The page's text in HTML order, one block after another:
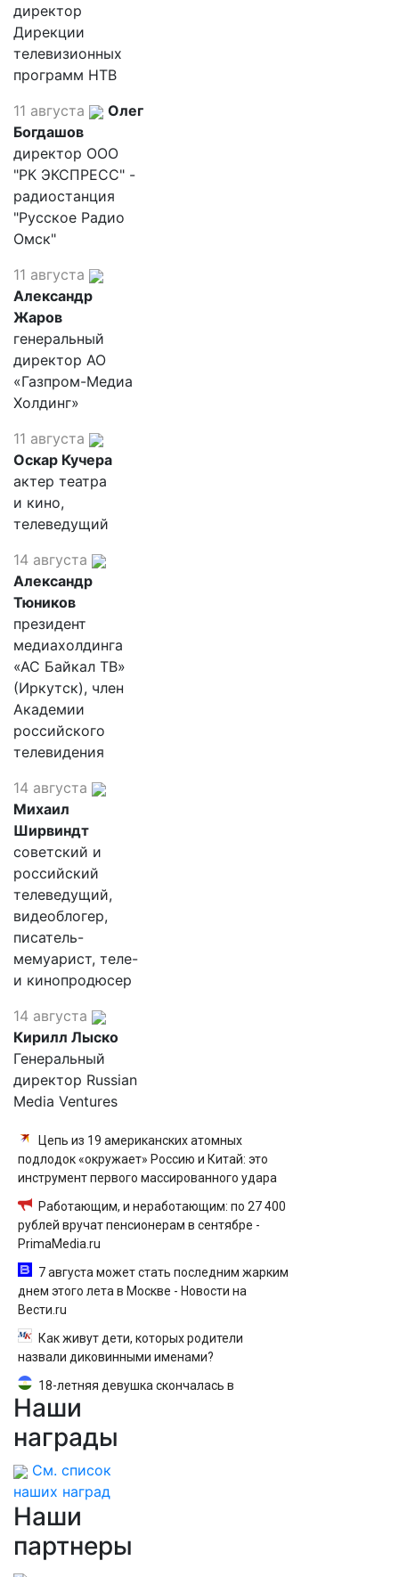
директор
Дирекции
телевизионных
программ НТВ
11 августа
Олег
Богдашов
директор ООО
"РК ЭКСПРЕСС" -
радиостанция
"Русское Радио
Омск"
11 августа
Александр
Жаров
генеральный
директор АО
«Газпром-Медиа
Холдинг»
11 августа
Оскар Кучера
актер театра
и кино,
телеведущий
14 августа
Александр
Тюников
президент
медиахолдинга
«АС Байкал ТВ»
(Иркутск), член
Академии
российского
телевидения
14 августа
Михаил
Ширвиндт
советский и
российский
телеведущий,
видеоблогер,
писатель-
мемуарист, теле-
и кинопродюсер
14 августа
Кирилл Лыско
Генеральный
директор Russian
Media Ventures
Цепь из 19 американских атомных
подлодок «окружает» Россию и Китай: это
инструмент первого массированного удара
Работающим, и неработающим: по 27 400
рублей вручат пенсионерам в сентябре -
PrimaMedia.ru
7 августа может стать последним жарким
днем этого лета в Москве - Новости на
Вести.ru
Как живут дети, которых родители
назвали диковинными именами?
18-летняя девушка скончалась в
больнице Уфы при невыясненных
Наши
награды
См. список
наших наград
Наши
партнеры